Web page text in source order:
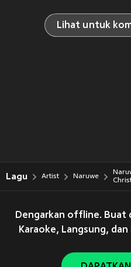
Lihat untuk
Lagu Artist Naruwe
Dengarkan offline. Buat
Karaoke, Langsung, dan